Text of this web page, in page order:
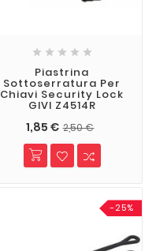
    
Piastrina
Sottoserratura Per
Chiavi Security Lock
GIVI Z4514R
1,85 € 2,50 €
-25%